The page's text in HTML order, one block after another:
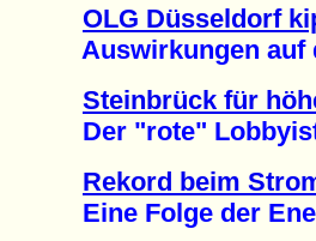
OLG Düsseldorf
Auswirkungen auf
Steinbrück für
Der "rote" Lobbyist
Rekord beim
Eine Folge der